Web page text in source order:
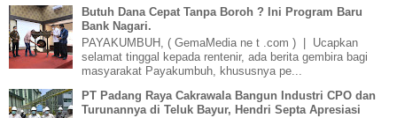
Butuh Dana Cepat Tanpa Boroh ? Ini Program Baru
Bank Nagari.
PAYAKUMBUH, ( GemaMedia ne t .com ) | Ucapkan
selamat tinggal kepada rentenir, ada berita gembira bagi
masyarakat Payakumbuh, khususnya pe...
PT Padang Raya Cakrawala Bangun Industri CPO dan
Turunannya di Teluk Bayur, Hendri Septa Apresiasi